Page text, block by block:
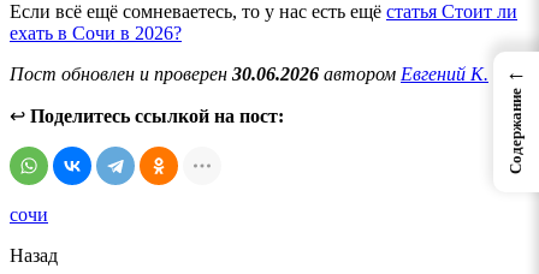
Если всё ещё сомневаетесь, то у нас есть ещё статья Стоит ли
ехать в Сочи в 2026?
Пост обновлен и проверен 30.06.2026 автором Евгений К.
↩ Поделитесь ссылкой на пост:
сочи
Назад
←
Содержание